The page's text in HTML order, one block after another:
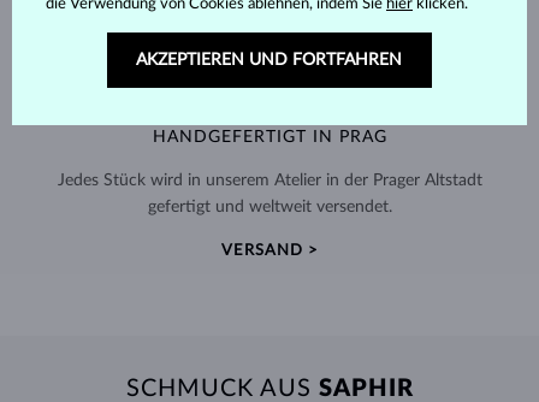
HANDGEFERTIGT IN PRAG
Jedes Stück wird in unserem Atelier in der Prager Altstadt
gefertigt und weltweit versendet.
VERSAND >
SCHMUCK AUS SAPHIR
die Verwendung von Cookies ablehnen, indem Sie hier klicken.
AKZEPTIEREN UND FORTFAHREN